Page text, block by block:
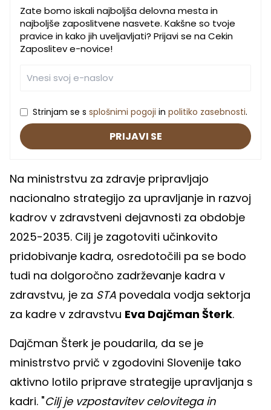
Zate bomo iskali najboljša delovna mesta in
najboljše zaposlitvene nasvete. Kakšne so tvoje
pravice in kako jih uveljavljati? Prijavi se na Cekin
Zaposlitev e-novice!
Strinjam se s splošnimi pogoji in politiko zasebnosti.
PRIJAVI SE
Na ministrstvu za zdravje pripravljajo
nacionalno strategijo za upravljanje in razvoj
kadrov v zdravstveni dejavnosti za obdobje
2025-2035. Cilj je zagotoviti učinkovito
pridobivanje kadra, osredotočili pa se bodo
tudi na dolgoročno zadrževanje kadra v
zdravstvu, je za STA povedala vodja sektorja
za kadre v zdravstvu Eva Dajčman Šterk.
Dajčman Šterk je poudarila, da se je
ministrstvo prvič v zgodovini Slovenije tako
aktivno lotilo priprave strategije upravljanja s
kadri. "Cilj je vzpostavitev celovitega in